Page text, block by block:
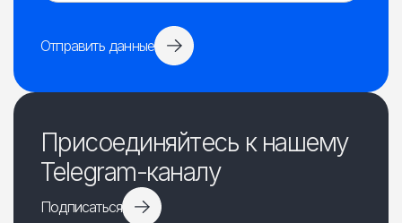
Отправить данные
Присоединяйтесь к нашему
Telegram-каналу
Подписаться